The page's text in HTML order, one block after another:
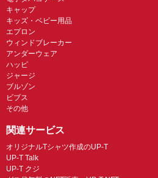
キャップ
キッズ・ベビー用品
エプロン
ウィンドブレーカー
アンダーウェア
ハッピ
ジャージ
ブルゾン
ビブス
その他
関連サービス
オリジナルTシャツ作成のUP-T
UP-T Talk
UP-T クジ